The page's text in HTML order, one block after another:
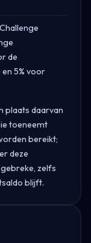
de
5% voor
plaats daarvan
toeneemt
bereikt;
deze
zelfs
blijft.